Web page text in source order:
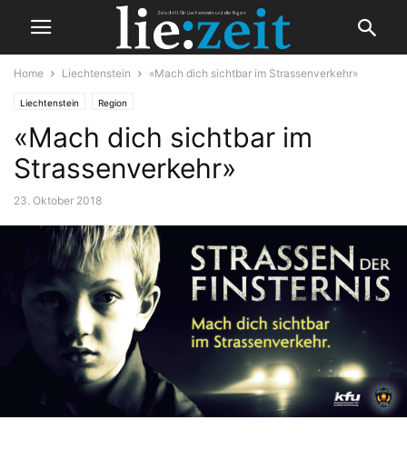
Home Liechtenstein «Mach dich sichtbar im Strassenverkehr»
Liechtenstein Region
«Mach dich sichtbar im
Strassenverkehr»
23. Oktober 2018